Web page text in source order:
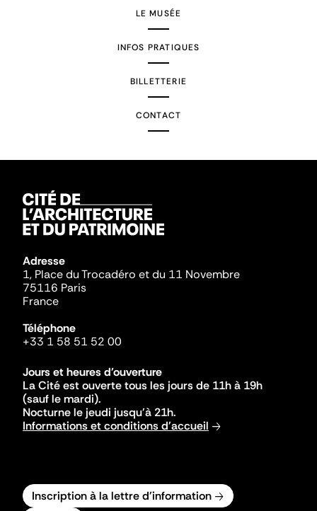
LE MUSÉE
INFOS PRATIQUES
BILLETTERIE
CONTACT
Adresse
1, Place du Trocadéro et du 11 Novembre
75116 Paris
France
Téléphone
+33 1 58 51 52 00
Jours et heures d'ouverture
La Cité est ouverte tous les jours de 11h à 19h
(sauf le mardi).
Nocturne le jeudi jusqu'à 21h.
Informations et conditions d'accueil
Inscription à la lettre d'information